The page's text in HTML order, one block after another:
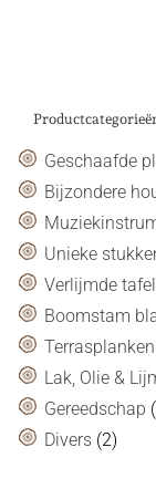
Geschaafde
Bijzondere
Unieke
Verlijmde
Boomstam
Lak, Olie &
Gereedschap
Divers (2)